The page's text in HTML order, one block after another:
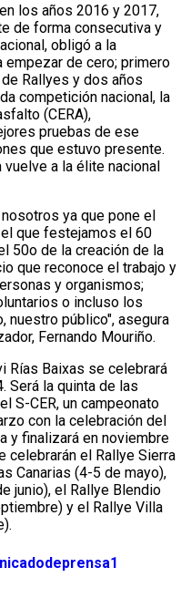
los años 2016 y 2017,
de forma consecutiva y
obligó a la
empezar de cero; primero
Rallyes y dos años
competición nacional, la
(CERA),
pruebas de ese
que estuvo presente.
vuelve a la élite nacional
ya que pone el
que festejamos el 60
50o de la creación de la
que reconoce el trabajo y
y organismos;
o incluso los
nuestro público", asegura
Fernando Mouriño.
Rías Baixas se celebrará
Será la quinta de las
S-CER, un campeonato
con la celebración del
y finalizará en noviembre
celebrarán el Rallye Sierra
Canarias (4-5 de mayo),
junio), el Rallye Blendio
y el Rallye Villa